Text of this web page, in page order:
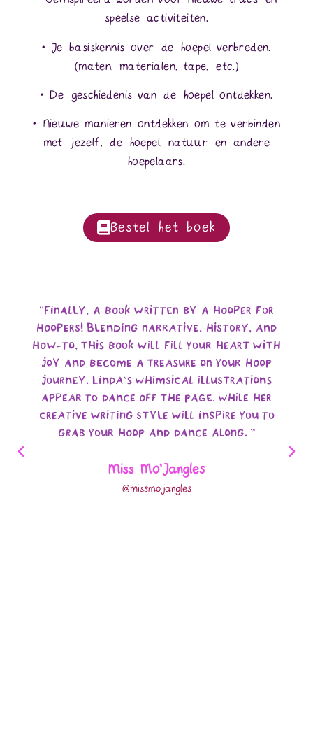
speelse activiteiten.
• Je basiskennis over de hoepel verbreden.
(maten, materialen, tape, etc.)
• De geschiedenis van de hoepel ontdekken.
• Nieuwe manieren ontdekken om te verbinden
met jezelf, de hoepel, natuur en andere
hoepelaars.
Bestel het boek
"Finally, a book written by a hooper for
hoopers! Blending narrative, history, and
how-to, this book will fill your heart with
joy and become a treasure on your hoop
journey. Linda's whimsical illustrations
appear to dance off the page, while her
creative writing style will inspire you to
grab your hoop and dance along. "
Miss Mo'Jangles
@missmojangles